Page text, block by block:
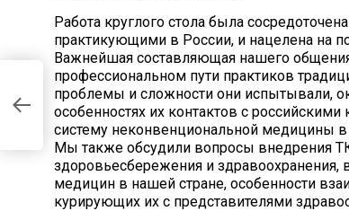
Работа круглого стола была
практикующими в России, и нацелена на
Важнейшая составляющая нашего
профессиональном пути практиков
проблемы и сложности они испытывали,
особенностях их контактов с
систему неконвенциональной медицины
Мы также обсудили вопросы внедрения
здоровьесбережения и здравоохранения,
медицин в нашей стране, особенности
курирующих их с представителями